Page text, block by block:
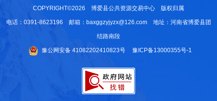
COPYRIGHT©2026 博爱县公共资源交易中心 版权归属
电话：0391-8623196 邮箱：baxggzyjyzx@126.com 地址：河南省博爱县团
结路南段
豫公网安备 41082202410823号 豫ICP备13000355号-1